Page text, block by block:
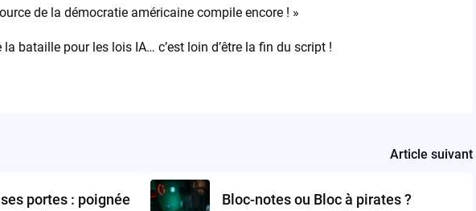
de la démocratie américaine compile encore ! »
bataille pour les lois IA… c’est loin d’être la fin du script !
portes : poignée
Article suivant
Bloc-notes ou Bloc à pirates ?